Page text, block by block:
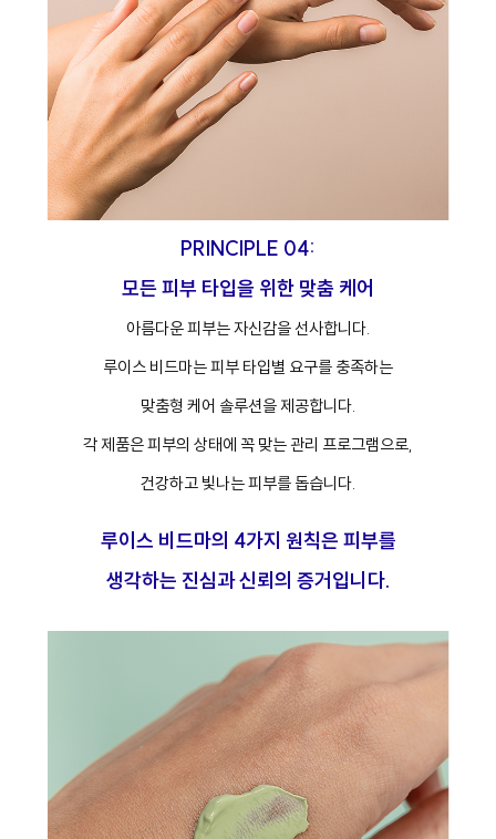
PRINCIPLE 04:
모든 피부 타입을 위한 맞춤 케어
아름다운 피부는 자신감을 선사합니다.
루이스 비드마는 피부 타입별 요구를 충족하는
맞춤형 케어 솔루션을 제공합니다.
각 제품은 피부의 상태에 꼭 맞는 관리 프로그램으로,
건강하고 빛나는 피부를 돕습니다.
루이스 비드마의 4가지 원칙은 피부를
생각하는 진심과 신뢰의 증거입니다.